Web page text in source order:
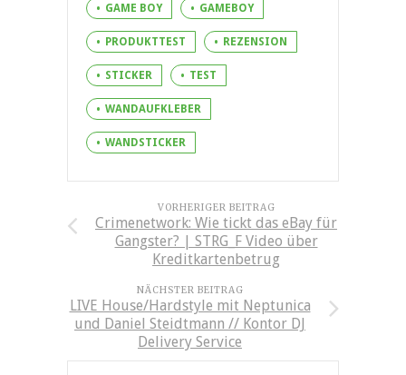
GAME BOY GAMEBOY
PRODUKTTEST REZENSION
STICKER TEST
WANDAUFKLEBER
WANDSTICKER
VORHERIGER BEITRAG
Crimenetwork: Wie tickt das eBay für
Gangster? | STRG_F Video über
Kreditkartenbetrug
NÄCHSTER BEITRAG
LIVE House/Hardstyle mit Neptunica
und Daniel Steidtmann // Kontor DJ
Delivery Service